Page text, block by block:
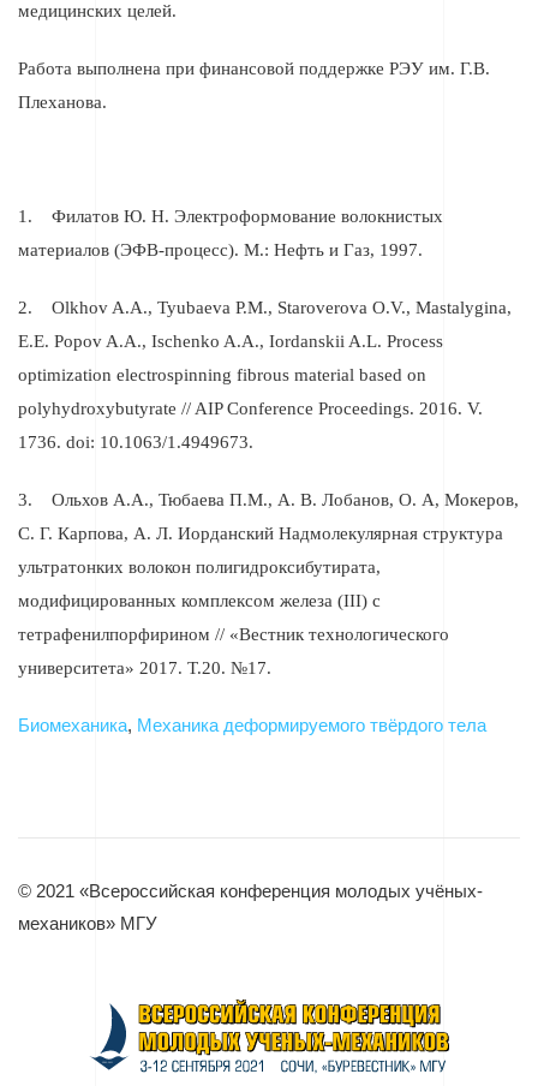
медицинских целей.
Работа выполнена при финансовой поддержке РЭУ им. Г.В.
Плеханова.
1. Филатов Ю. Н. Электроформование волокнистых
материалов (ЭФВ-процесс). М.: Нефть и Газ, 1997.
2. Olkhov A.A., Tyubaeva P.M., Staroverova O.V., Mastalygina,
E.E. Popov A.A., Ischenko A.A., Iordanskii A.L. Process
optimization electrospinning fibrous material based оn
polyhydroxybutyrate // AIP Conference Proceedings. 2016. V.
1736. doi: 10.1063/1.4949673.
3. Ольхов А.А., Тюбаева П.М., А. В. Лобанов, О. А, Мокеров,
С. Г. Карпова, А. Л. Иорданский Надмолекулярная структура
ультратонких волокон полигидроксибутирата,
модифицированных комплексом железа (III) с
тетрафенилпорфирином // «Вестник технологического
университета» 2017. Т.20. №17.
Биомеханика, Механика деформируемого твёрдого тела
© 2021 «Всероссийская конференция молодых учёных-
механиков» МГУ